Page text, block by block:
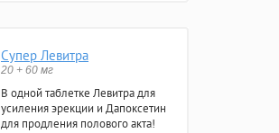
Супер Левитра
20 + 60 мг
В одной таблетке Левитра для
усиления эрекции и Дапоксетин
для продления полового акта!